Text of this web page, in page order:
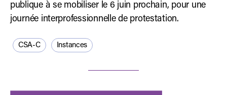
publique à se mobiliser le 6 juin prochain, pour une
journée interprofessionnelle de protestation.
CSA-C Instances